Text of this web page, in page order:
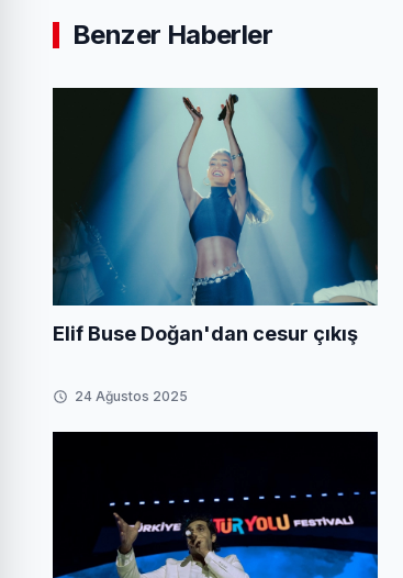
Benzer Haberler
Elif Buse Doğan'dan cesur çıkış
24 Ağustos 2025